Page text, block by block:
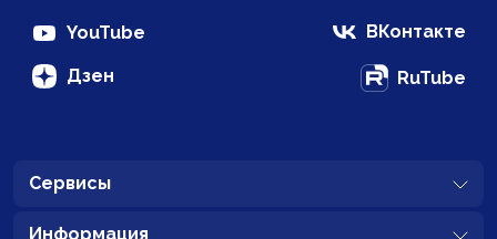
YouTube ВКонтакте
Дзен RuTube
Сервисы
Информация